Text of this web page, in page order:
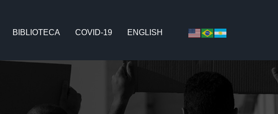
BIBLIOTECA COVID-19 ENGLISH